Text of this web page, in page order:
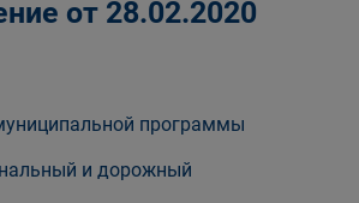
от 28.02.2020
программы
и дорожный